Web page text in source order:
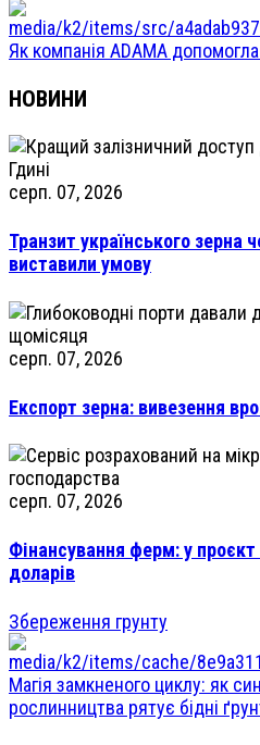
Як компанія ADAMA
НОВИНИ
серп. 07, 2026
Транзит українського зерна
виставили умову
серп. 07, 2026
Експорт зерна: вивезення
серп. 07, 2026
Фінансування ферм: у
доларів
Збереження грунту
Магія замкненого циклу: як
рослинництва рятує бідні